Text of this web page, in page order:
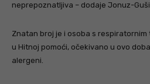
neprepoznatljiva – dodaje Jonuz-
Znatan broj je i osoba s
u Hitnoj pomoći, očekivano u ovo
alergeni.